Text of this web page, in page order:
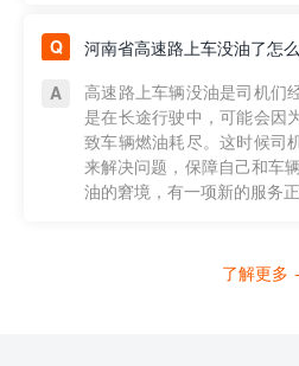
河南省高速路上车没油了怎
高速路上车辆没油是司机们
是在长途行驶中，可能会因
致车辆燃油耗尽。这时候司
来解决问题，保障自己和车
油的窘境，有一项新的服务
了解更多